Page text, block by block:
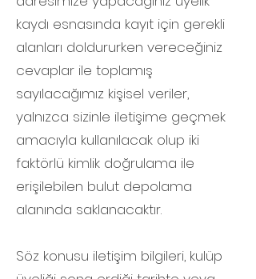
kaydı esnasında kayıt için gerekli
alanları doldururken vereceğiniz
cevaplar ile toplamış
sayılacağımız kişisel veriler,
yalnızca sizinle iletişime geçmek
amacıyla kullanılacak olup iki
faktörlü kimlik doğrulama ile
erişilebilen bulut depolama
alanında saklanacaktır.
Söz konusu iletişim bilgileri, kulüp